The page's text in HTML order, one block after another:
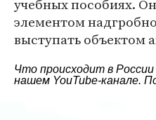
учебных пособиях.
элементом
выступать объектом
Что происходит в
нашем YouTube-канале.